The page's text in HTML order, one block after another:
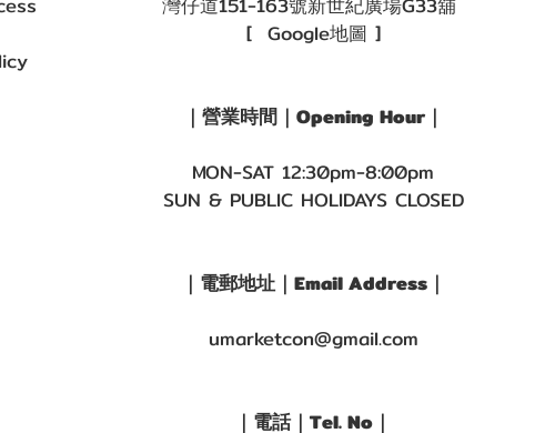
[ Google地圖 ]
｜營業時間｜Opening Hour｜
MON-SAT 12:30pm-8:00pm
SUN & PUBLIC HOLIDAYS CLOSED
｜電郵地址｜Email Address｜
umarketcon@gmail.com
｜電話｜Tel. No｜